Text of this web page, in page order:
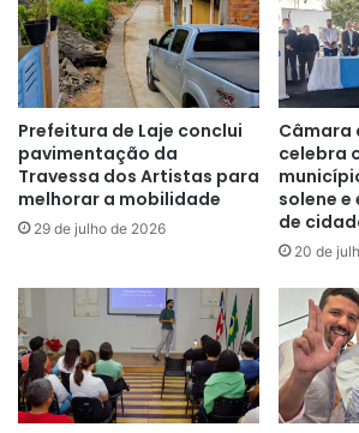
Prefeitura de Laje conclui
pavimentação da
Travessa dos Artistas para
melhorar a mobilidade
29 de julho de 2026
Câmara
celebra
solene
de
20 de